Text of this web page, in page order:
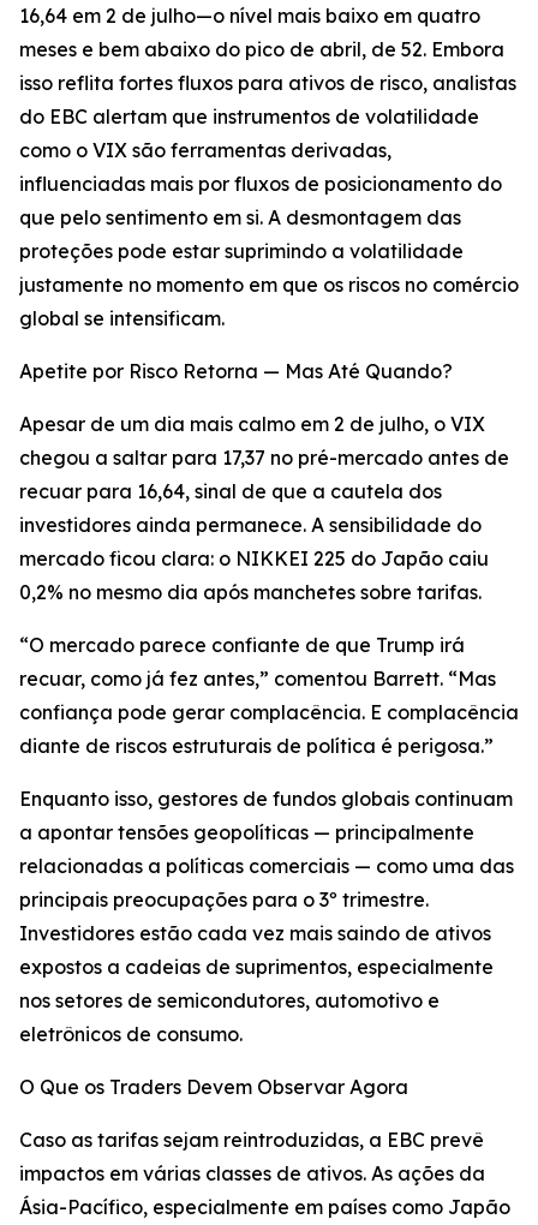
16,64 em 2 de julho—o nível mais baixo em quatro
meses e bem abaixo do pico de abril, de 52. Embora
isso reflita fortes fluxos para ativos de risco, analistas
do EBC alertam que instrumentos de volatilidade
como o VIX são ferramentas derivadas,
influenciadas mais por fluxos de posicionamento do
que pelo sentimento em si. A desmontagem das
proteções pode estar suprimindo a volatilidade
justamente no momento em que os riscos no comércio
global se intensificam.
Apetite por Risco Retorna — Mas Até Quando?
Apesar de um dia mais calmo em 2 de julho, o VIX
chegou a saltar para 17,37 no pré-mercado antes de
recuar para 16,64, sinal de que a cautela dos
investidores ainda permanece. A sensibilidade do
mercado ficou clara: o NIKKEI 225 do Japão caiu
0,2% no mesmo dia após manchetes sobre tarifas.
“O mercado parece confiante de que Trump irá
recuar, como já fez antes,” comentou Barrett. “Mas
confiança pode gerar complacência. E complacência
diante de riscos estruturais de política é perigosa.”
Enquanto isso, gestores de fundos globais continuam
a apontar tensões geopolíticas — principalmente
relacionadas a políticas comerciais — como uma das
principais preocupações para o 3º trimestre.
Investidores estão cada vez mais saindo de ativos
expostos a cadeias de suprimentos, especialmente
nos setores de semicondutores, automotivo e
eletrônicos de consumo.
O Que os Traders Devem Observar Agora
Caso as tarifas sejam reintroduzidas, a EBC prevê
impactos em várias classes de ativos. As ações da
Ásia-Pacífico, especialmente em países como Japão